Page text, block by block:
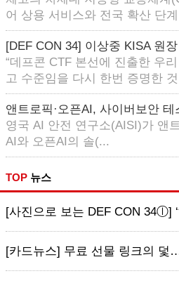
어 상용 서비스와 전국 확산 단
[DEF CON 34] 이상중 KISA 원장
“데프콘 CTF 본선에 진출한 우
고 수준임을 다시 한번 증명한
앤트로픽·오픈AI, 사이버보안
영국 AI 안전 연구소(AISI)가 앤
AI와 오픈AI의 솔(...
TOP 뉴스
[사진으로 보는 DEF CON 34ⓛ]
[카드뉴스] 무료 선물 링크의 덫